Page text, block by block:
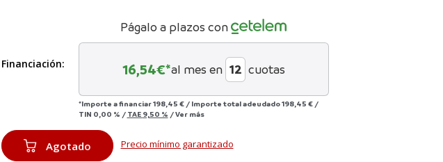
Financiación:
Págalo a plazos con
16,54€*al mes en cuotas
*Importe a financiar198,45 € / Importe total adeudado198,45 €/
TIN 0,00 % / TAE 9,50 % /Ver más
Agotado Precio mínimo garantizado